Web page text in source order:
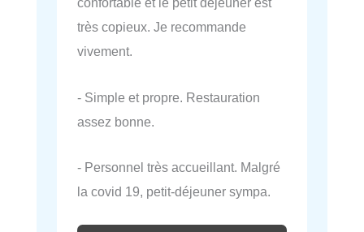
très copieux. Je recommande
vivement.
- Simple et propre. Restauration
assez bonne.
- Personnel très accueillant. Malgré
la covid 19, petit-déjeuner sympa.